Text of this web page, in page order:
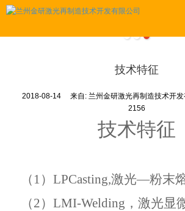
技术特征
2018-08-14 来自: 兰州金研激光再制造技术开发
2156
技术特征
（ 1）LPCasting,激光—粉末
（2）LMI-Welding，激光显